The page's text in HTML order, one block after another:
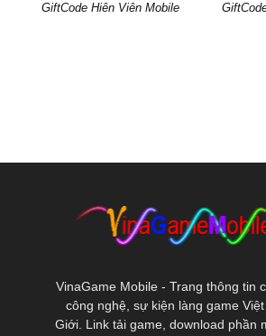
GiftCode Hiên Viên Mobile
VinaGame Mobile - Trang thông tin
công nghệ, sự kiện làng game
Giới. Link tải game, download phần